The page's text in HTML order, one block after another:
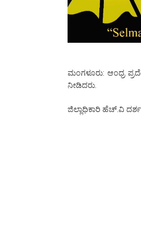
ಮಂಗಳೂರು: ಆಂಧ್ರ
ನೀಡಿದರು.
ಜಿಲ್ಲಾಧಿಕಾರಿ ಹೆಚ್.ವಿ